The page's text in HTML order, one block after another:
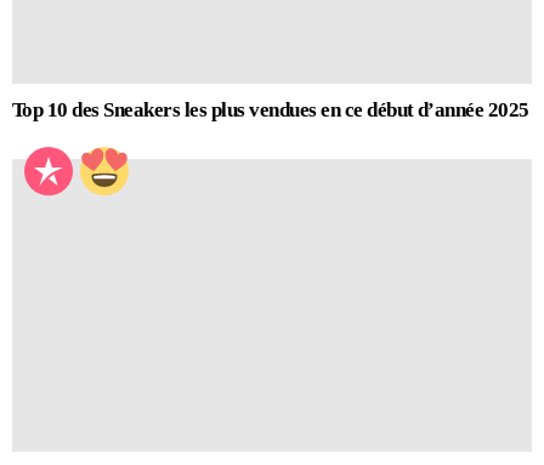
Top 10 des Sneakers les plus vendues en ce début d’année 2025